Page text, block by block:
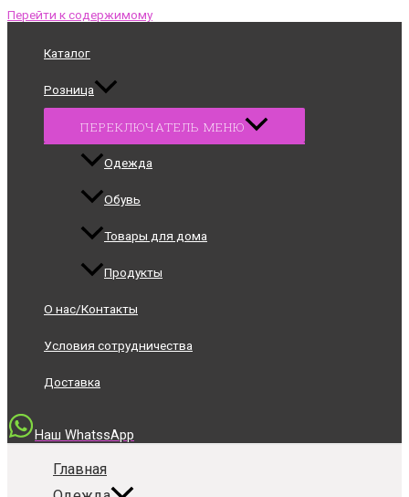
Перейти к содержимому
Каталог
Розница
ПЕРЕКЛЮЧАТЕЛЬ МЕНЮ
Одежда
Обувь
Товары для дома
Продукты
О нас/Контакты
Условия сотрудничества
Доставка
Наш WhatssApp
Главная